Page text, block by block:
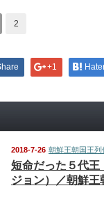
2
+1
2018-7-26 朝鮮王朝国王列
短命だった５代王
ジョン）／朝鮮王